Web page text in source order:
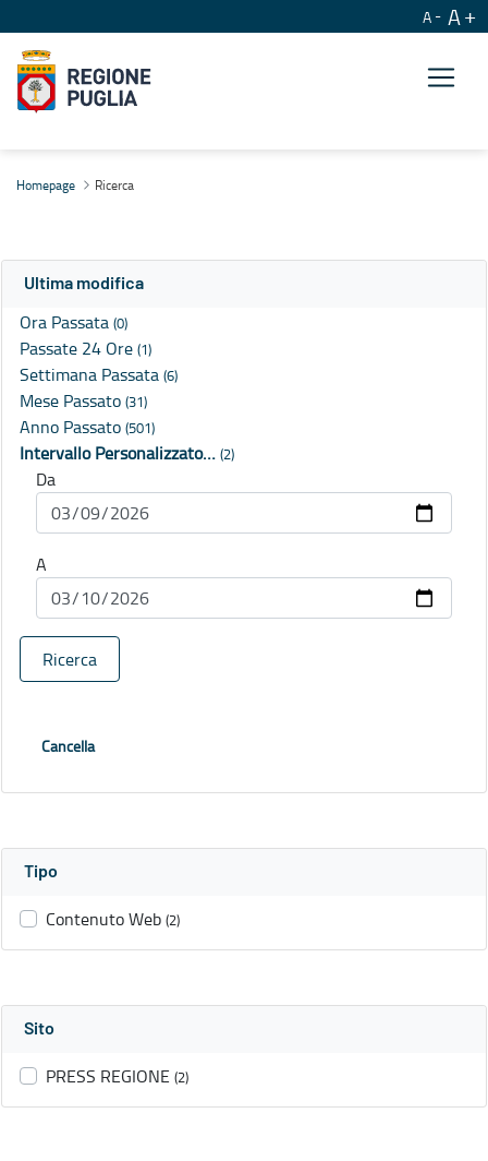
A A
Homepage Ricerca
Ultima modifica
Ora Passata (0)
Passate 24 Ore (1)
Settimana Passata (6)
Mese Passato (31)
Anno Passato (501)
Intervallo Personalizzato… (2)
Da
A
Ricerca
Cancella
Tipo
Contenuto Web (2)
Sito
PRESS REGIONE (2)